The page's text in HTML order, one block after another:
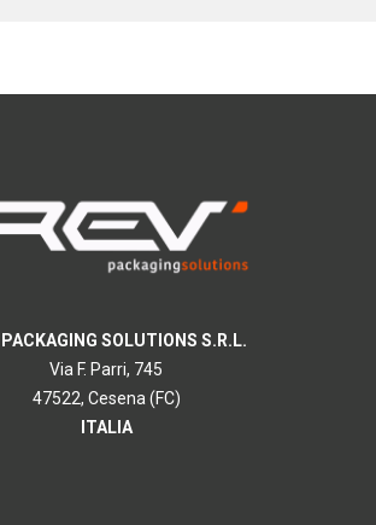
PACKAGING SOLUTIONS S.R.L.
Via F. Parri, 745
47522, Cesena (FC)
ITALIA